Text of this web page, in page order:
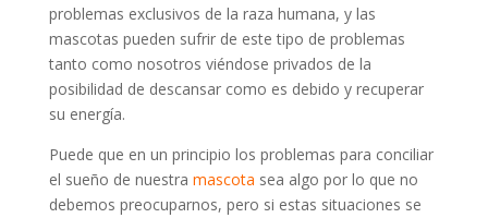
problemas exclusivos de la raza humana, y las
mascotas pueden sufrir de este tipo de problemas
tanto como nosotros viéndose privados de la
posibilidad de descansar como es debido y recuperar
su energía.
Puede que en un principio los problemas para conciliar
el sueño de nuestra mascota sea algo por lo que no
debemos preocuparnos, pero si estas situaciones se